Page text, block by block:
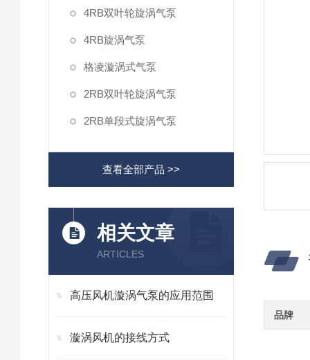
4RB双叶轮旋涡气泵
4RB旋涡气泵
格凌漩涡式气泵
2RB双叶轮旋涡气泵
2RB单段式旋涡气泵
查看全部产品 >>
相关文章
ARTICLES
高压风机漩涡气泵的应用范围
漩涡风机的接线方式
品牌